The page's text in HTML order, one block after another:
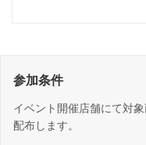
参加条件
イベント開催店舗にて対
配布します。